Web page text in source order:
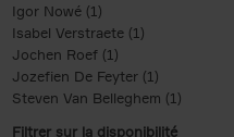
Igor Nowé (1)
Isabel Verstraete (1) Apply
Jochen Roef (1)
Jozefien De Feyter (1) Apply
Steven Van Belleghem (1) Apply
Filtrer sur la disponibilité